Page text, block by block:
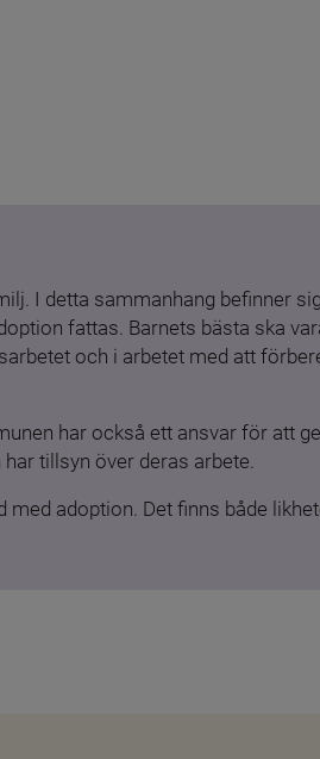
I detta sammanhang befinner
fattas. Barnets bästa ska
och i arbetet med att
har också ett ansvar för att
tillsyn över deras arbete.
adoption. Det finns både